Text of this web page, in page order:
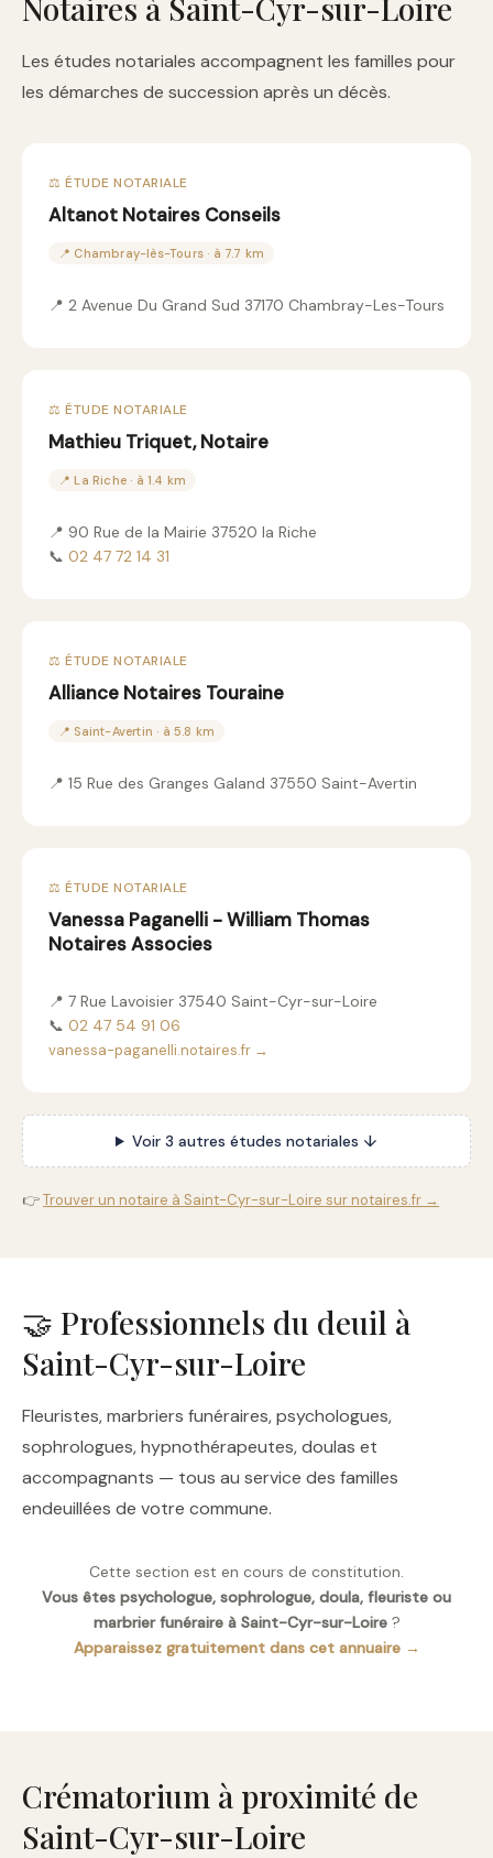
Notaires à Saint-Cyr-sur-Loire
Les études notariales accompagnent les familles pour
les démarches de succession après un décès.
⚖️ ÉTUDE NOTARIALE
Altanot Notaires Conseils
📍 Chambray-lès-Tours · à 7.7 km
📍 2 Avenue Du Grand Sud 37170 Chambray-Les-Tours
⚖️ ÉTUDE NOTARIALE
Mathieu Triquet, Notaire
📍 La Riche · à 1.4 km
📍 90 Rue de la Mairie 37520 la Riche
📞 02 47 72 14 31
⚖️ ÉTUDE NOTARIALE
Alliance Notaires Touraine
📍 Saint-Avertin · à 5.8 km
📍 15 Rue des Granges Galand 37550 Saint-Avertin
⚖️ ÉTUDE NOTARIALE
Vanessa Paganelli - William Thomas
Notaires Associes
📍 7 Rue Lavoisier 37540 Saint-Cyr-sur-Loire
📞 02 47 54 91 06
vanessa-paganelli.notaires.fr →
Voir 3 autres études notariales ↓
👉Trouver un notaire à Saint-Cyr-sur-Loire sur notaires.fr →
🤝 Professionnels du deuil à
Saint-Cyr-sur-Loire
Fleuristes, marbriers funéraires, psychologues,
sophrologues, hypnothérapeutes, doulas et
accompagnants — tous au service des familles
endeuillées de votre commune.
Cette section est en cours de constitution.
Vous êtes psychologue, sophrologue, doula, fleuriste ou
marbrier funéraire à Saint-Cyr-sur-Loire?
Apparaissez gratuitement dans cet annuaire →
Crématorium à proximité de
Saint-Cyr-sur-Loire